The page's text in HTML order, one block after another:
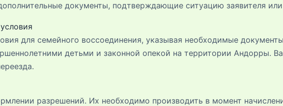
документы, подтверждающие ситуацию заявителя
для семейного воссоединения, указывая необходимые
детьми и законной опекой на территории Андорры.
разрешений. Их необходимо производить в момент